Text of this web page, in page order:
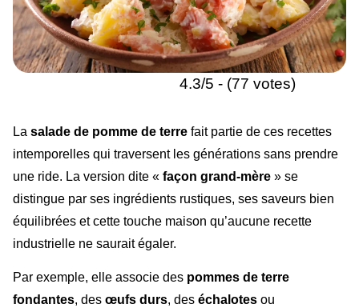
4.3/5 - (77 votes)
La salade de pomme de terre fait partie de ces recettes
intemporelles qui traversent les générations sans prendre
une ride. La version dite « façon grand-mère » se
distingue par ses ingrédients rustiques, ses saveurs bien
équilibrées et cette touche maison qu’aucune recette
industrielle ne saurait égaler.
Par exemple, elle associe des pommes de terre
fondantes, des œufs durs, des échalotes ou